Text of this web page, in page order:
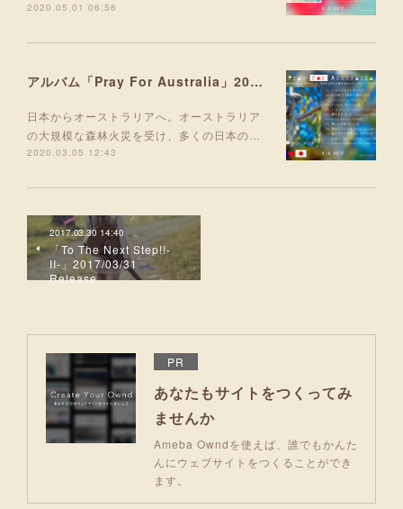
2020.05.01 06:56
アルバム「Pray For Australia」2020/03/06 デジタルリリース！
日本からオーストラリアへ。オーストラリア
の大規模な森林火災を受け、多くの日本の…
2020.03.05 12:43
2017.03.30 14:40
「To The Next Step!!-
II-」2017/03/31
Release
PR
あなたもサイトをつくってみ
ませんか
Ameba Owndを使えば、誰でもかんた
んにウェブサイトをつくることができ
ます。